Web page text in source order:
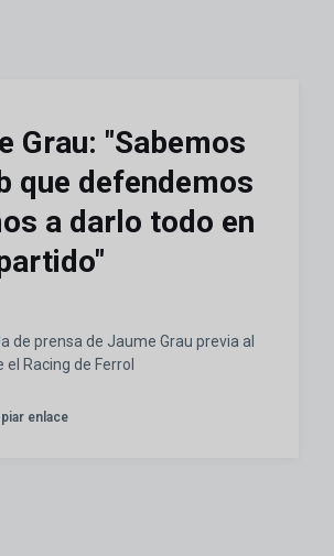
Grau: "Sabemos
que defendemos
a darlo todo en
de prensa de Jaume Grau previa al
Racing de Ferrol
enlace